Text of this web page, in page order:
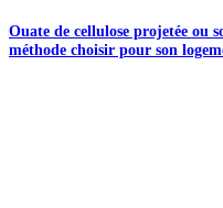
Ouate de cellulose projetée ou
méthode choisir pour son